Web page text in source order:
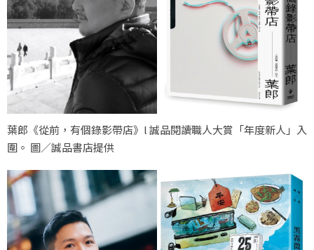
葉郎《從前，有個錄影帶店》l 誠品閱讀職人大賞「年度新人」入
圍。 圖／誠品書店提供